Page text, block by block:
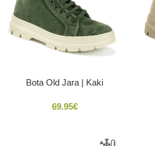
Bota Old Jara | Kaki
69.95€